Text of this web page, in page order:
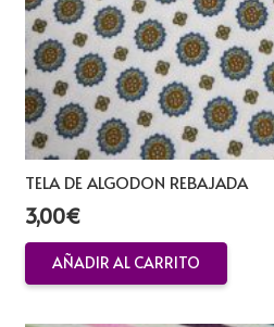
TELA DE ALGODON REBAJADA
3,00€
AÑADIR AL CARRITO